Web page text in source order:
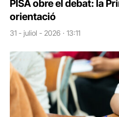
PISA obre el debat: la
orientació
31 - juliol - 2026 · 13:11